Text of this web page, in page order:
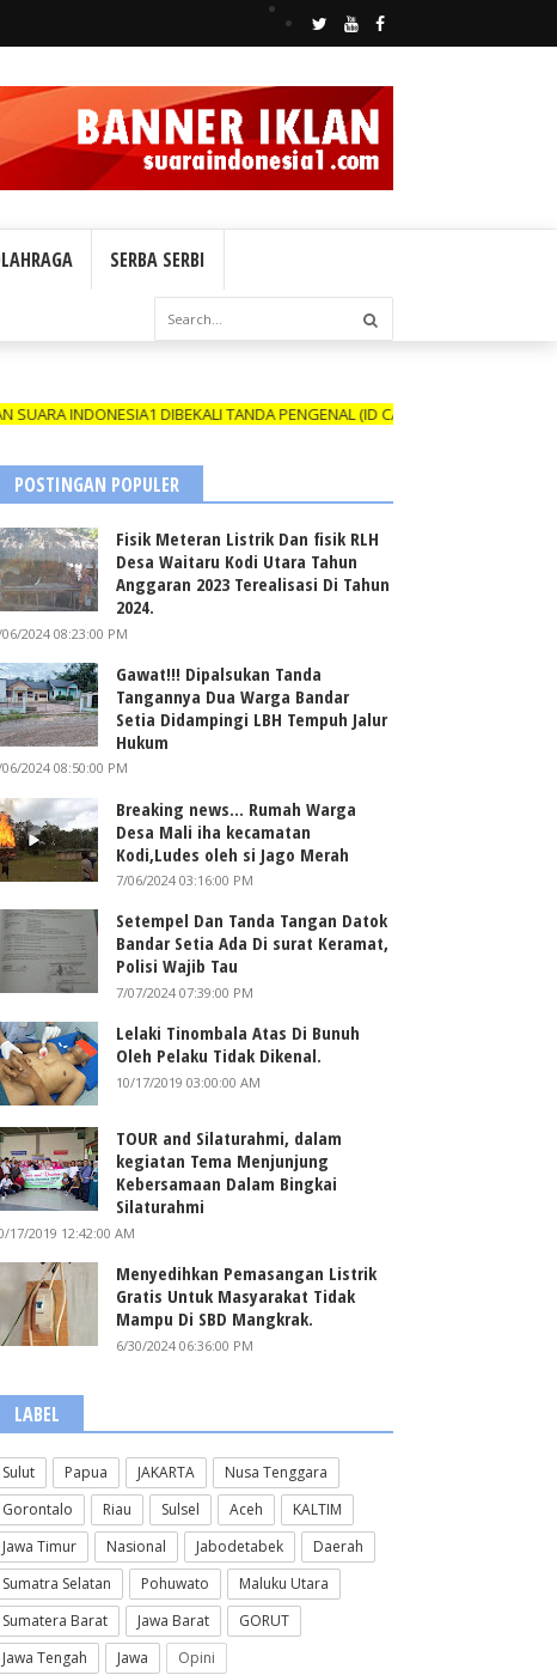
SERBA SERBI
DIBEKALI TANDA PENGENAL (ID CARD) YANG MASIH BERLAKU DAN
POSTINGAN POPULER
Fisik Meteran Listrik Dan fisik RLH
Desa Waitaru Kodi Utara Tahun
Anggaran 2023 Terealisasi Di Tahun
2024.
2024 08:23:00 PM
Gawat!!! Dipalsukan Tanda
Tangannya Dua Warga Bandar
Setia Didampingi LBH Tempuh Jalur
Hukum
2024 08:50:00 PM
Breaking news... Rumah Warga
Desa Mali iha kecamatan
Kodi,Ludes oleh si Jago Merah
7/06/2024 03:16:00 PM
Setempel Dan Tanda Tangan Datok
Bandar Setia Ada Di surat Keramat,
Polisi Wajib Tau
7/07/2024 07:39:00 PM
Lelaki Tinombala Atas Di Bunuh
Oleh Pelaku Tidak Dikenal.
10/17/2019 03:00:00 AM
TOUR and Silaturahmi, dalam
kegiatan Tema Menjunjung
Kebersamaan Dalam Bingkai
Silaturahmi
17/2019 12:42:00 AM
Menyedihkan Pemasangan Listrik
Gratis Untuk Masyarakat Tidak
Mampu Di SBD Mangkrak.
6/30/2024 06:36:00 PM
LABEL
Sulut Papua JAKARTA
Nusa Tenggara
Gorontalo
Riau Sulsel Aceh
KALTIM
Jawa Timur
Nasional Jabodetabek
Daerah
Sumatra Selatan
Pohuwato
Maluku Utara
Sumatera Barat
Jawa Barat
GORUT
Jawa Tengah
Jawa Opini